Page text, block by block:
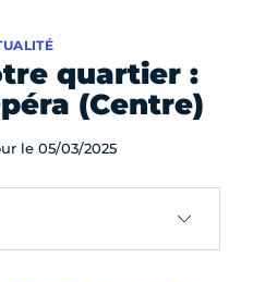
quartier :
(Centre)
le 05/03/2025